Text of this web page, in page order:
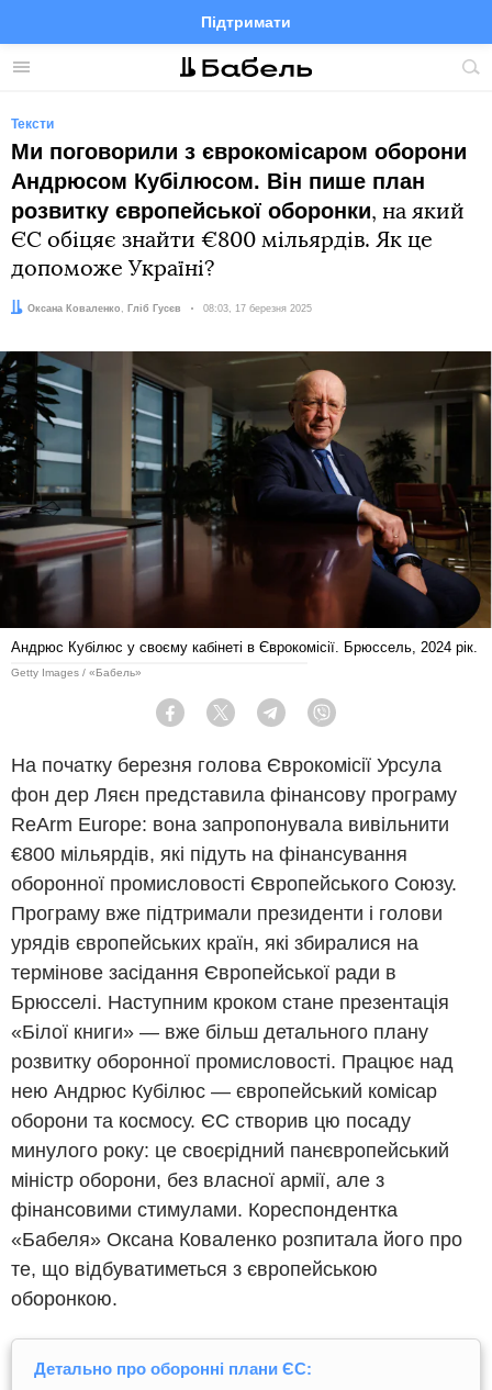
Меню
Підтримати
FacebookTelegramTwitter
Тексти
Ми поговорили з єврокомісаром оборони
Андрюсом Кубілюсом. Він пише план
розвитку європейської оборонки, на який
ЄС обіцяє знайти €800 мільярдів. Як це
допоможе Україні?
Автор:
Оксана Коваленко
Редактор: Гліб Гусєв Дата:
08:03, 17 березня 2025
Андрюс Кубілюс у своєму кабінеті в Єврокомісії. Брюссель, 2024 рік.
Getty Images / «Бабель»
Facebook Twitter Telegram
На початку березня голова Єврокомісії Урсула
фон дер Ляєн представила фінансову програму
ReArm Europe: вона запропонувала вивільнити
€800 мільярдів, які підуть на фінансування
оборонної промисловості Європейського Союзу.
Програму вже підтримали президенти і голови
урядів європейських країн, які збиралися на
термінове засідання Європейської ради в
Брюсселі. Наступним кроком стане презентація
«Білої книги» — вже більш детального плану
розвитку оборонної промисловості. Працює над
нею Андрюс Кубілюс — європейський комісар
оборони та космосу. ЄС створив цю посаду
минулого року: це своєрідний панєвропейський
міністр оборони, без власної армії, але з
фінансовими стимулами. Кореспондентка
«Бабеля» Оксана Коваленко розпитала його про
те, що відбуватиметься з європейською
оборонкою.
Детально про оборонні плани ЄС: